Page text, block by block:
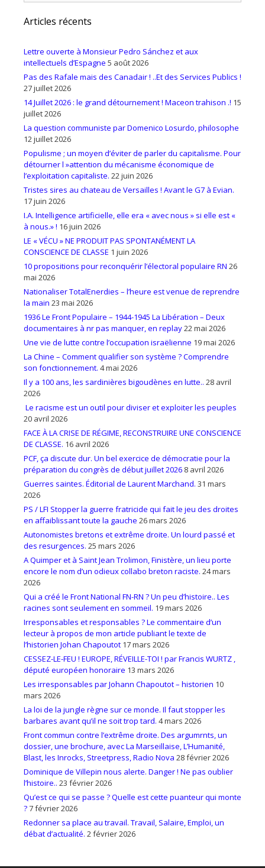
Articles récents
Lettre ouverte à Monsieur Pedro Sánchez et aux
intellectuels d’Espagne 5 août 2026
Pas des Rafale mais des Canadair ! ..Et des Services Publics !
27 juillet 2026
14 Juillet 2026 : le grand détournement ! Maceon trahison .! 15
juillet 2026
La question communiste par Domenico Losurdo, philosophe
12 juillet 2026
Populisme ; un moyen d’éviter de parler du capitalisme. Pour
détourner l »attention du mécanisme économique de
l’exploitation capitaliste. 22 juin 2026
Tristes sires au chateau de Versailles ! Avant le G7 à Evian.
17 juin 2026
I.A. Intelligence artificielle, elle era « avec nous » si elle est «
à nous.» ! 16 juin 2026
LE « VÉCU » NE PRODUIT PAS SPONTANÉMENT LA
CONSCIENCE DE CLASSE 1 juin 2026
10 propositions pour reconquérir l’électoral populaire RN 26
mai 2026
Nationaliser TotalEnerdies – l’heure est venue de reprendre
la main 23 mai 2026
1936 Le Front Populaire – 1944-1945 La Libération – Deux
documentaires à nr pas manquer, en replay22 mai 2026
Une vie de lutte contre l’occupation israëlienne 19 mai 2026
La Chine – Comment qualifier son système ? Comprendre
son fonctionnement. 4 mai 2026
Il y a 100 ans, les sardinières bigoudènes en lutte.. 28 avril
2026
Le racisme est un outil pour diviser et exploiter les peuples
20 avril 2026
FACE À LA CRISE DE RÉGIME, RECONSTRUIRE UNE CONSCIENCE
DE CLASSE. 16 avril 2026
PCF, ça discute dur. Un bel exercice de démocratie pour la
préparation du congrès de début juillet 2026 8 avril 2026
Guerres saintes. Éditorial de Laurent Marchand. 31 mars
2026
PS / LFI Stopper la guerre fratricide qui fait le jeu des droites
en affaiblissant toute la gauche 26 mars 2026
Autonomistes bretons et extrême droite. Un lourd passé et
des resurgences. 25 mars 2026
A Quimper et à Saint Jean Trolimon, Finistère, un lieu porte
encore le nom d’un odieux collabo breton raciste. 24 mars
2026
Qui a créé le Front National FN-RN ? Un peu d’histoire.. Les
racines sont seulement en sommeil. 19 mars 2026
Irresponsables et responsables ? Le commentaire d’un
lecteur à propos de mon article publiant le texte de
l’historien Johan Chapoutot 17 mars 2026
CESSEZ-LE-FEU ! EUROPE, RÉVEILLE-TOI ! par Francis WURTZ ,
député européen honoraire 13 mars 2026
Les irresponsables par Johann Chapoutot – historien 10
mars 2026
La loi de la jungle règne sur ce monde. Il faut stopper les
barbares avant qu’il ne soit trop tard. 4 mars 2026
Front commun contre l’extrême droite. Des argumrnts, un
dossier, une brochure, avec La Marseillaise, L’Humanité,
Blast, les Inrocks, Streetpress, Radio Nova 28 février 2026
Dominique de Villepin nous alerte. Danger ! Ne pas oublier
l’histoire.. 23 février 2026
Qu’est ce qui se passe ? Quelle est cette puanteur qui monte
?7 février 2026
Redonner sa place au travail. Travail, Salaire, Emploi, un
débat d’actualité. 2 février 2026